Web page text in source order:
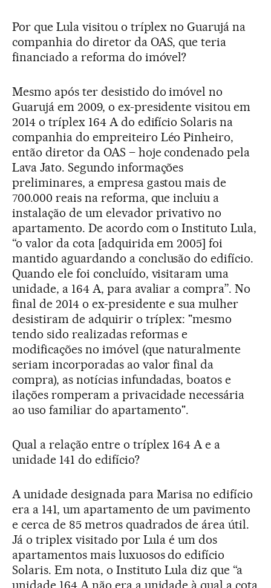
Por que Lula visitou o tríplex no Guarujá na
companhia do diretor da OAS, que teria
financiado a reforma do imóvel?
Mesmo após ter desistido do imóvel no
Guarujá em 2009, o ex-presidente visitou em
2014 o tríplex 164 A do edifício Solaris na
companhia do empreiteiro Léo Pinheiro,
então diretor da OAS – hoje condenado pela
Lava Jato. Segundo informações
preliminares, a empresa gastou mais de
700.000 reais na reforma, que incluiu a
instalação de um elevador privativo no
apartamento. De acordo com o Instituto Lula,
“o valor da cota [adquirida em 2005] foi
mantido aguardando a conclusão do edifício.
Quando ele foi concluído, visitaram uma
unidade, a 164 A, para avaliar a compra”. No
final de 2014 o ex-presidente e sua mulher
desistiram de adquirir o tríplex: "mesmo
tendo sido realizadas reformas e
modificações no imóvel (que naturalmente
seriam incorporadas ao valor final da
compra), as notícias infundadas, boatos e
ilações romperam a privacidade necessária
ao uso familiar do apartamento".
Qual a relação entre o tríplex 164 A e a
unidade 141 do edifício?
A unidade designada para Marisa no edifício
era a 141, um apartamento de um pavimento
e cerca de 85 metros quadrados de área útil.
Já o triplex visitado por Lula é um dos
apartamentos mais luxuosos do edifício
Solaris. Em nota, o Instituto Lula diz que “a
unidade 164 A não era a unidade à qual a cota